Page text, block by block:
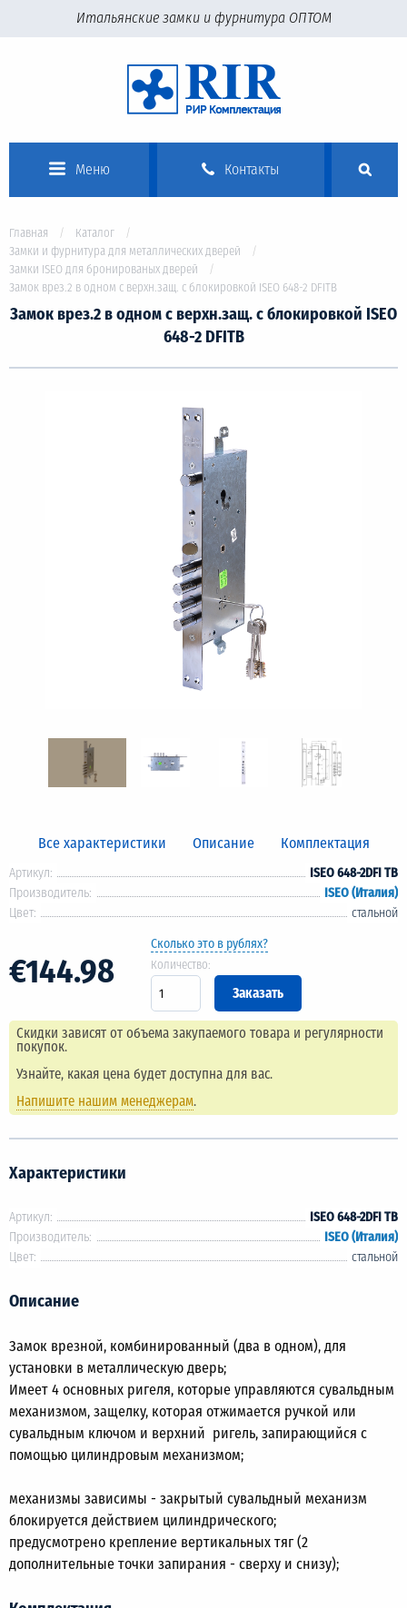
Итальянские замки и фурнитура ОПТОМ
Меню Контакты
Главная
Каталог
Замки и фурнитура для металлических дверей
Замки ISEO для бронированых дверей
Замок врез.2 в одном с верхн.защ. с блокировкой ISEO 648-2 DFITB
Замок врез.2 в одном с верхн.защ. с блокировкой ISEO
648-2 DFITB
Все характеристики Описание Комплектация
Артикул:
ISEO 648-2DFI TB
Производитель:
ISEO (Италия)
Цвет:
стальной
€144.98
Сколько это в рублях?
Количество:
Скидки зависят от объема закупаемого товара и регулярности
покупок.
Узнайте, какая цена будет доступна для вас.
Напишите нашим менеджерам.
Характеристики
Артикул:
ISEO 648-2DFI TB
Производитель:
ISEO (Италия)
Цвет:
стальной
Описание
Замок врезной, комбинированный (два в одном), для
установки в металлическую дверь;
Имеет 4 основных ригеля, которые управляются сувальдным
механизмом, защелку, которая отжимается ручкой или
сувальдным ключом и верхний ригель, запирающийся с
помощью цилиндровым механизмом;
механизмы зависимы - закрытый сувальдный механизм
блокируется действием цилиндрического;
предусмотрено крепление вертикальных тяг (2
дополнительные точки запирания - сверху и снизу);